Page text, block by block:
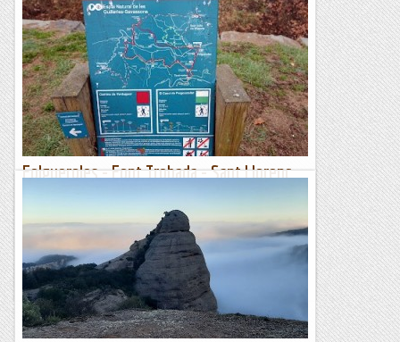
Folgueroles - Font Trobada - Sant Llorenç
del Munt - Salt de la Minyona (861 m)
Dissabte 17 de febrer de 2024Hora de sortida: ¾ de set del
matí. Ubicació: Comarca d’Osona. Temps aproximat: 5 h 15
min (16,3 km) Desnivell: 591 m...
Maifemcim.cat